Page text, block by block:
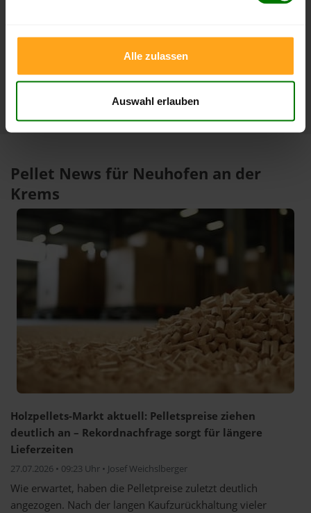
Alle zulassen
Auswahl erlauben
412,00 €
Pellet News für Neuhofen an der
Krems
Holzpellets-Markt aktuell: Pelletspreise ziehen
deutlich an – Rekordnachfrage sorgt für längere
Lieferzeiten
27.07.2026 • 09:23 Uhr • Josef Weichslberger
Wie erwartet, haben die Pelletpreise zuletzt deutlich
angezogen. Nach der langen Kaufzurückhaltung vieler